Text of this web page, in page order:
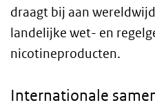
draagt bij aan
landelijke wet- en
nicotineproducten.
Internationale